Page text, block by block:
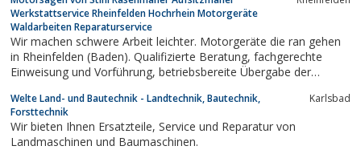
Werkstattservice Rheinfelden Hochrhein Motorgeräte
Waldarbeiten Reparaturservice
Wir machen schwere Arbeit leichter. Motorgeräte die ran gehen
in Rheinfelden (Baden). Qualifizierte Beratung, fachgerechte
Einweisung und Vorführung, betriebsbereite Übergabe der
sofortigen Einsatz, gut sortiertes Ersatzteillager,
Werkstattservice,...
Welte Land- und Bautechnik - Landtechnik, Bautechnik,
Forsttechnik
Karlsbad
Wir bieten Ihnen Ersatzteile, Service und Reparatur von
Landmaschinen und Baumaschinen.